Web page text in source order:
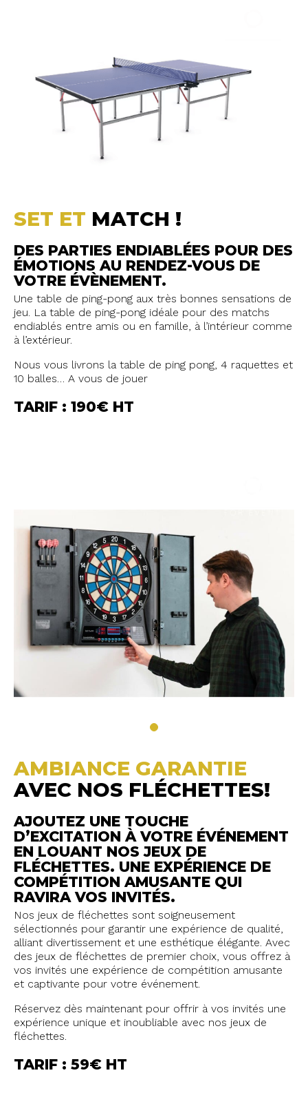
SET ET MATCH !
DES PARTIES ENDIABLÉES POUR DES
ÉMOTIONS AU RENDEZ-VOUS DE
VOTRE ÉVÈNEMENT.
Une table de ping-pong aux très bonnes sensations de
jeu. La table de ping-pong idéale pour des matchs
endiablés entre amis ou en famille, à l’intérieur comme
à l’extérieur.
Nous vous livrons la table de ping pong, 4 raquettes et
10 balles… A vous de jouer
TARIF : 190€ HT
AMBIANCE GARANTIE
AVEC NOS FLÉCHETTES!
AJOUTEZ UNE TOUCHE
D’EXCITATION À VOTRE ÉVÉNEMENT
EN LOUANT NOS JEUX DE
FLÉCHETTES. UNE EXPÉRIENCE DE
COMPÉTITION AMUSANTE QUI
RAVIRA VOS INVITÉS.
Nos jeux de fléchettes sont soigneusement
sélectionnés pour garantir une expérience de qualité,
alliant divertissement et une esthétique élégante. Avec
des jeux de fléchettes de premier choix, vous offrez à
vos invités une expérience de compétition amusante
et captivante pour votre événement.
Réservez dès maintenant pour offrir à vos invités une
expérience unique et inoubliable avec nos jeux de
fléchettes.
TARIF : 59€ HT